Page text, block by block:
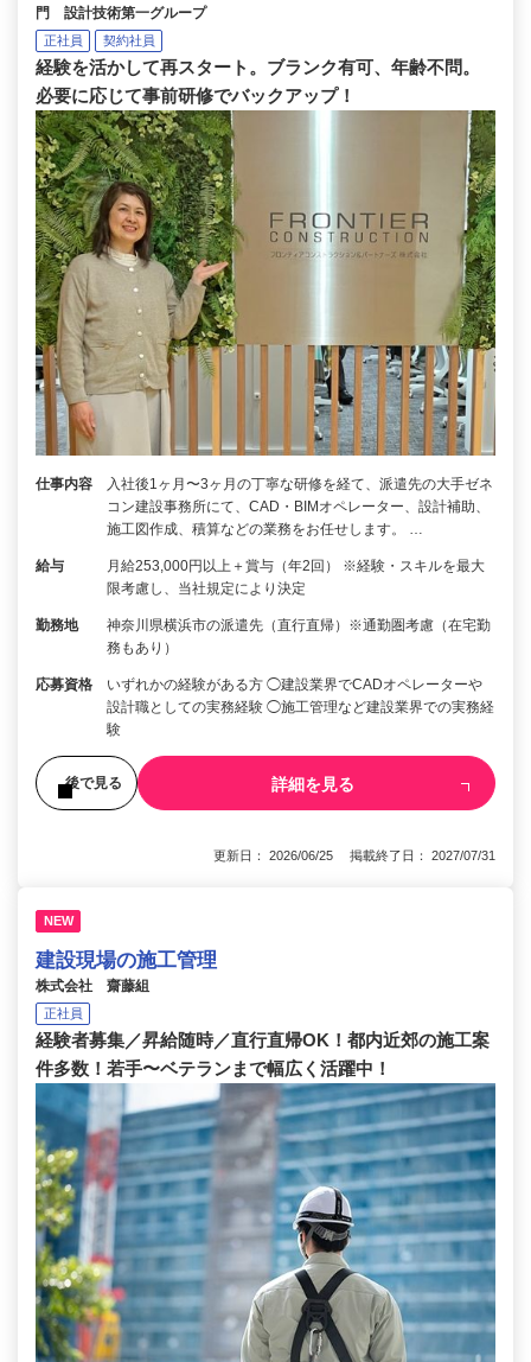
門 設計技術第一グループ
正社員 契約社員
経験を活かして再スタート。ブランク有可、年齢不問。
必要に応じて事前研修でバックアップ！
仕事内容
入社後1ヶ月〜3ヶ月の丁寧な研修を経て、派遣先の大手ゼネ
コン建設事務所にて、CAD・BIMオペレーター、設計補助、
施工図作成、積算などの業務をお任せします。 …
給与
月給253,000円以上＋賞与（年2回） ※経験・スキルを最大
限考慮し、当社規定により決定
勤務地
神奈川県横浜市の派遣先（直行直帰）※通勤圏考慮（在宅勤
務もあり）
応募資格
いずれかの経験がある方 ◯建設業界でCADオペレーターや
設計職としての実務経験 ◯施工管理など建設業界での実務経
験
後で見る 詳細を見る
更新日： 2026/06/25 掲載終了日： 2027/07/31
NEW
建設現場の施工管理
株式会社 齋藤組
正社員
経験者募集／昇給随時／直行直帰OK！都内近郊の施工案
件多数！若手〜ベテランまで幅広く活躍中！